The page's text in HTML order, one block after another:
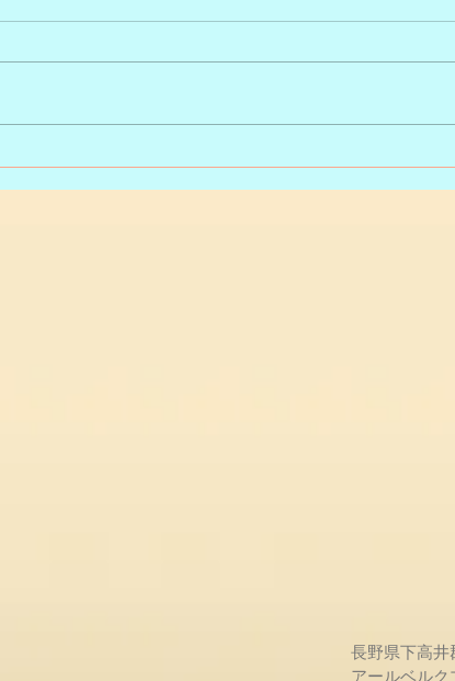
長野県下高井
アールベルク